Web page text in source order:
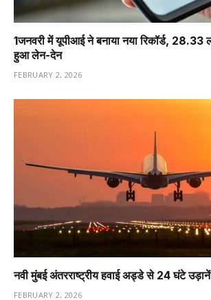
1️जनवरी में यूपीआई ने बनाया नया रिकॉर्ड,
हुआ लेन-देन
FEBRUARY 2, 2026
नवी मुंबई अंतरराष्ट्रीय हवाई अड्डे से 24 घंटे
FEBRUARY 2, 2026